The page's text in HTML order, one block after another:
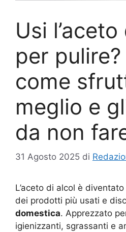
Usi
per
come
meglio e
da non
31 Agosto 2025 di
L’aceto di alcol è
dei prodotti più usati e
domestica. Apprezzato
igienizzanti, sgrassanti e